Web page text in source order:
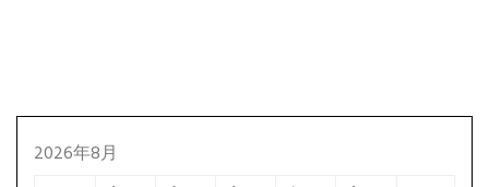
2026年8月